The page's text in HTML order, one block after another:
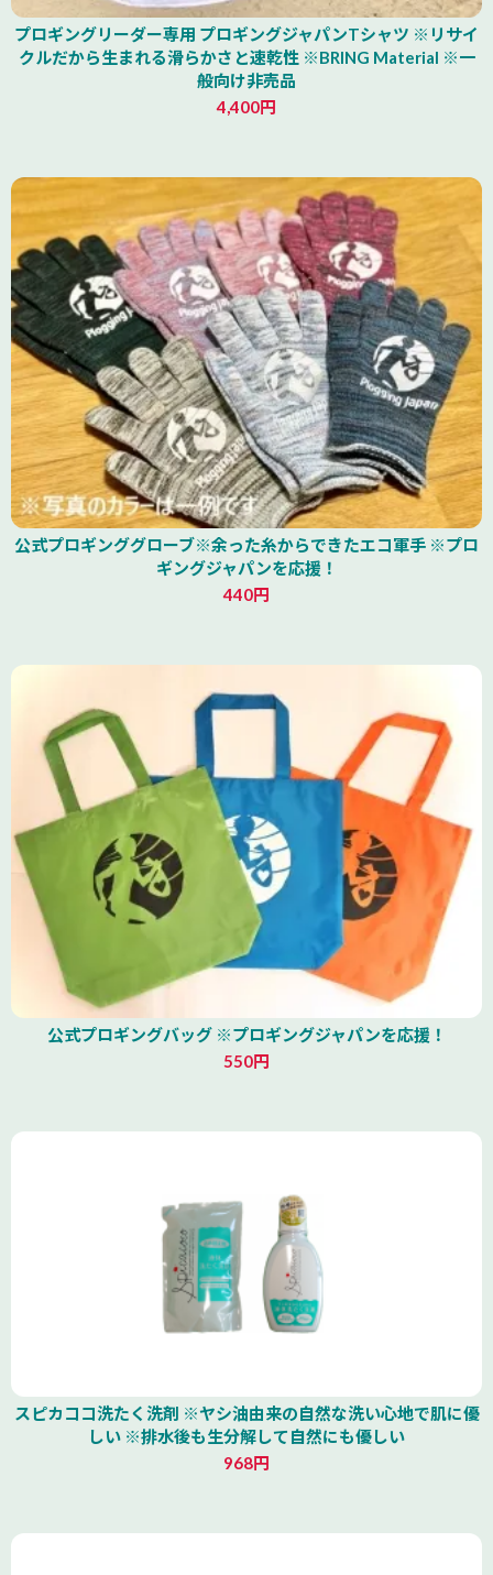
プロギングリーダー専用 プロギングジャパンTシャツ ※リサイ
クルだから生まれる滑らかさと速乾性 ※BRING Material ※一
般向け非売品
4,400円
公式プロギンググローブ※余った糸からできたエコ軍手 ※プロ
ギングジャパンを応援！
440円
公式プロギングバッグ ※プロギングジャパンを応援！
550円
スピカココ洗たく洗剤 ※ヤシ油由来の自然な洗い心地で肌に優
しい ※排水後も生分解して自然にも優しい
968円